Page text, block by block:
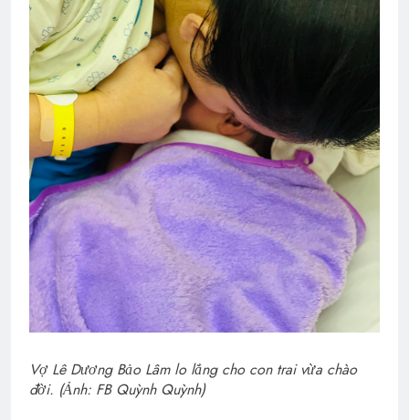
Vợ Lê Dương Bảo Lâm lo lắng cho con trai vừa chào
đời. (Ảnh: FB Quỳnh Quỳnh)